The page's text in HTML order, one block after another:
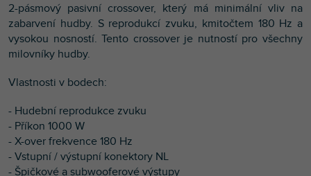
2-pásmový pasivní crossover, který má minimální vliv na
zabarvení hudby. S reprodukcí zvuku, kmitočtem 180 Hz a
vysokou nosností. Tento crossover je nutností pro všechny
milovníky hudby.
Vlastnosti v bodech:
- Hudební reprodukce zvuku
- Příkon 1000 W
- X-over frekvence 180 Hz
- Vstupní / výstupní konektory NL
- Špičkové a subwooferové výstupy